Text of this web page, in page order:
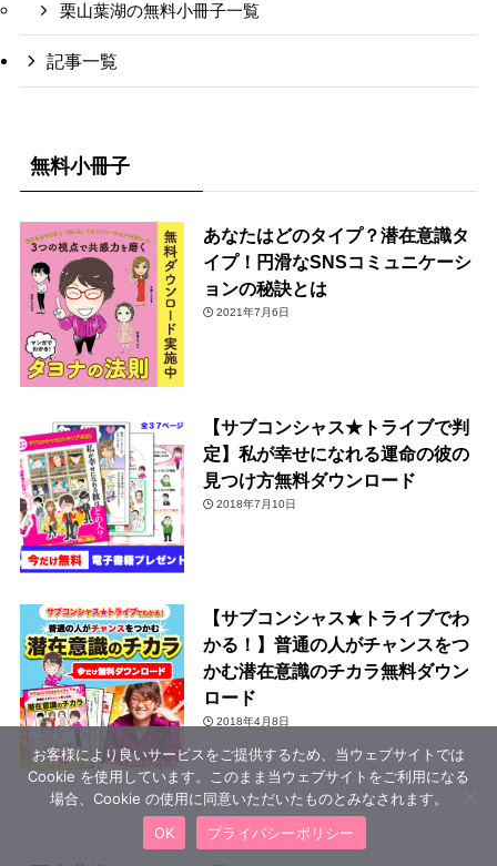
栗山葉湖の無料小冊子一覧
記事一覧
無料小冊子
あなたはどのタイプ？潜在意識タ
イプ！円滑なSNSコミュニケーシ
ョンの秘訣とは
2021年7月6日
【サブコンシャス★トライブで判
定】私が幸せになれる運命の彼の
見つけ方無料ダウンロード
2018年7月10日
【サブコンシャス★トライブでわ
かる！】普通の人がチャンスをつ
かむ潜在意識のチカラ無料ダウン
ロード
2018年4月8日
お客様により良いサービスをご提供するため、当ウェブサイトでは
Cookie を使用しています。このまま当ウェブサイトをご利用になる
場合、Cookie の使用に同意いただいたものとみなされます。
OK
プライバシーポリシー